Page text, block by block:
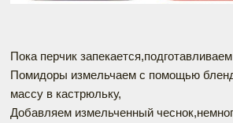
Пока перчик
Помидоры измельчаем с помощью
массу в кастрюльку,
Добавляем измельченный